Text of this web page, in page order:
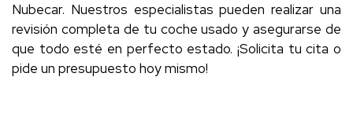
Nubecar. Nuestros especialistas pueden realizar una
revisión completa de tu coche usado y asegurarse de
que todo esté en perfecto estado. ¡Solicita tu cita o
pide un presupuesto hoy mismo!